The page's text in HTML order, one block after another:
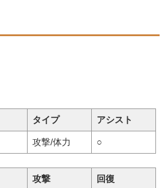
タイプ アシスト
攻撃/体力 ○
攻撃 回復